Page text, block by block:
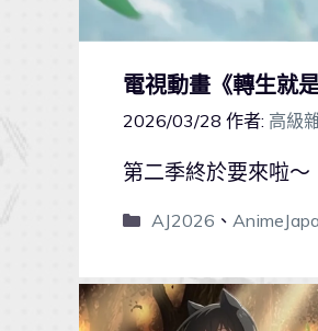
電視動畫《轉生就
2026/03/28 作者: 高級
第二季終於要來啦～
AJ2026 、